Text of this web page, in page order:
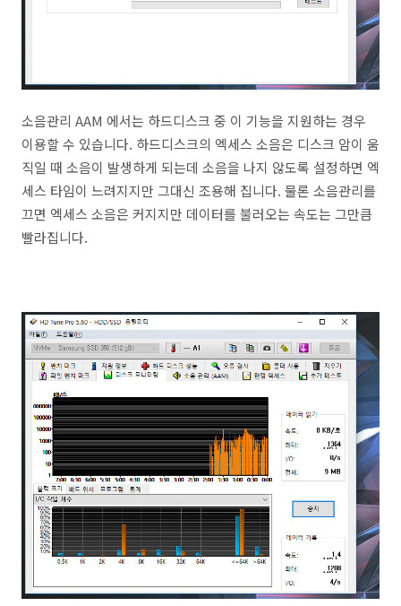
소음관리 AAM 에서는 하드디스크 중 이 기능을 지원하는 경우
이용할 수 있습니다. 하드디스크의 엑세스 소음은 디스크 암이 움
직일 때 소음이 발생하게 되는데 소음을 나지 않도록 설정하면 엑
세스 타임이 느려지지만 그대신 조용해 집니다. 물론 소음관리를
끄면 엑세스 소음은 커지지만 데이터를 불러오는 속도는 그만큼
빨라집니다.